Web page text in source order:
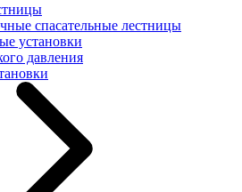
спасательные лестницы
установки
давления